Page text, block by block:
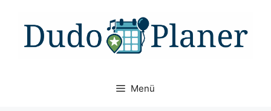
Inhalt
springen
Menü